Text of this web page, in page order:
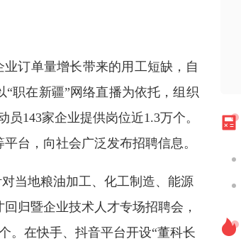
订单量增长带来的用工短缺，自
职在新疆”网络直播为依托，组织
143家企业提供岗位近1.3万个。
台，向社会广泛发布招聘信息。
当地粮油加工、化工制造、能源
归暨企业技术人才专场招聘会，
。在快手、抖音平台开设“董科长